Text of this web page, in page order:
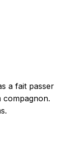
a fait passer
compagnon.